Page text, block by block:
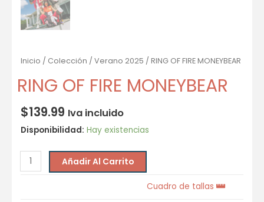
Inicio / Colección / Verano 2025 / RING OF FIRE MONEYBEAR
RING OF FIRE MONEYBEAR
$139.99 Iva incluido
Disponibilidad: Hay existencias
Añadir Al Carrito
Cuadro de tallas